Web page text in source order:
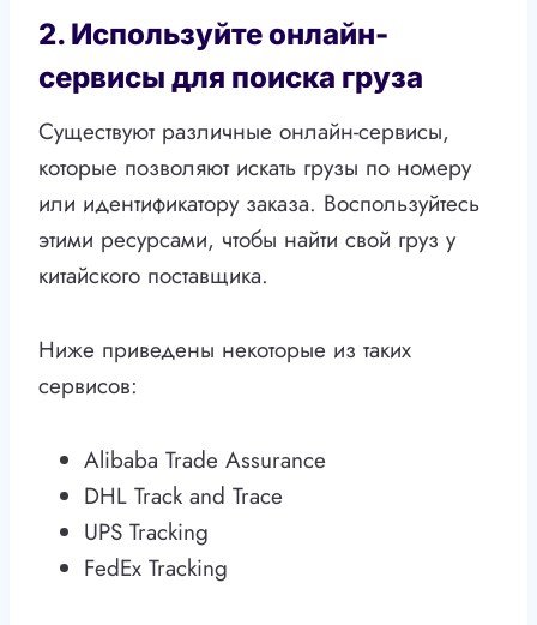
2. Используйте онлайн-
сервисы для поиска груза
Существуют различные онлайн-сервисы,
которые позволяют искать грузы по номеру
или идентификатору заказа. Воспользуйтесь
этими ресурсами, чтобы найти свой груз у
китайского поставщика.
Ниже приведены некоторые из таких
сервисов:
Alibaba Trade Assurance
DHL Track and Trace
UPS Tracking
FedEx Tracking